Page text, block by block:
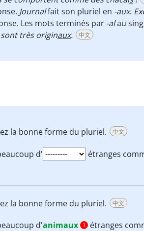
Journalfait son pluriel en -aux.
Les mots terminés par -alau
sont très originaux. 中文
la bonne forme du pluriel. 中文
d' étranges
la bonne forme du pluriel. 中文
d'animaux 1 étranges